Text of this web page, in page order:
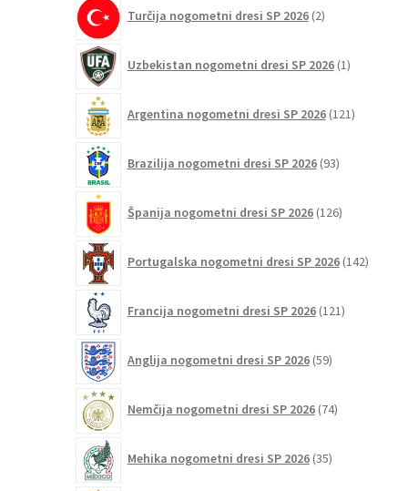
Turčija nogometni dresi SP 2026 2izdelka
Uzbekistan nogometni dresi SP 2026 1izdelek
Argentina nogometni dresi SP 2026 121izdelkov
Brazilija nogometni dresi SP 2026 93izdelkov
Španija nogometni dresi SP 2026 126izdelkov
Portugalska nogometni dresi SP 2026 142
Francija nogometni dresi SP 2026 121izdelkov
Anglija nogometni dresi SP 2026 59izdelkov
Nemčija nogometni dresi SP 2026 74izdelkov
Mehika nogometni dresi SP 2026 35izdelkov